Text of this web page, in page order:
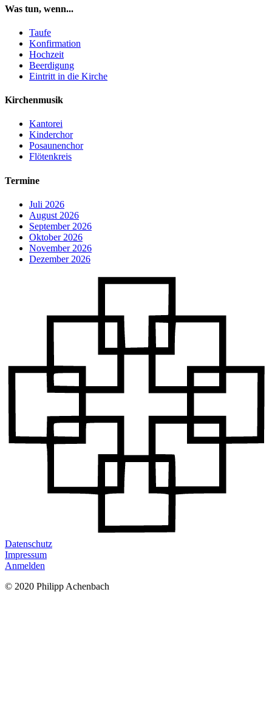
Was tun, wenn...
Taufe
Konfirmation
Hochzeit
Beerdigung
Eintritt in die Kirche
Kirchenmusik
Kantorei
Kinderchor
Posaunenchor
Flötenkreis
Termine
Juli 2026
August 2026
September 2026
Oktober 2026
November 2026
Dezember 2026
Datenschutz
Impressum
Anmelden
© 2020 Philipp Achenbach